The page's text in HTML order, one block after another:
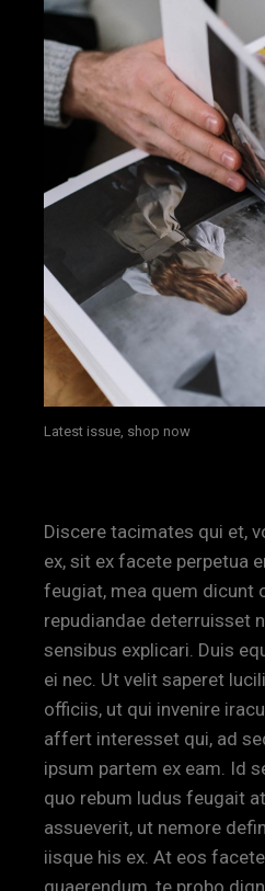
Latest issue, shop now
Discere tacimates qui et,
ex, sit ex facete perpetua
feugiat, mea quem dicunt
repudiandae deterruisset
sensibus explicari. Duis
ei nec. Ut velit saperet
officiis, ut qui invenire
affert interesset qui, ad
ipsum partem ex eam. Id
quo rebum ludus feugait
assueverit, ut nemore
iisque his ex. At eos